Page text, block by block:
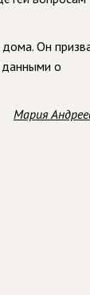
Он
данными о
Мария